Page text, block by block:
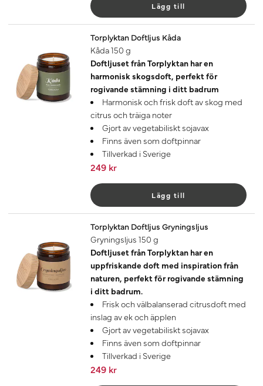
Lägg till
Torplyktan Doftljus Kåda
Kåda 150 g
Doftljuset från Torplyktan har en
harmonisk skogsdoft, perfekt för
rogivande stämning i ditt badrum
Harmonisk och frisk doft av skog med
citrus och träiga noter
Gjort av vegetabiliskt sojavax
Finns även som doftpinnar
Tillverkad i Sverige
249 kr
Lägg till
Torplyktan Doftljus Gryningsljus
Gryningsljus 150 g
Doftljuset från Torplyktan har en
uppfriskande doft med inspiration från
naturen, perfekt för rogivande stämning
i ditt badrum.
Frisk och välbalanserad citrusdoft med
inslag av ek och äpplen
Gjort av vegetabiliskt sojavax
Finns även som doftpinnar
Tillverkad i Sverige
249 kr